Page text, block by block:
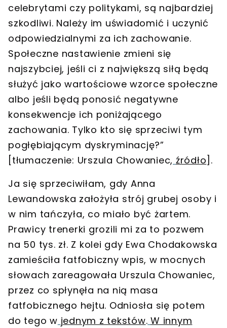
celebrytami czy politykami, są najbardziej
szkodliwi. Należy im uświadomić i uczynić
odpowiedzialnymi za ich zachowanie.
Społeczne nastawienie zmieni się
najszybciej, jeśli ci z największą siłą będą
służyć jako wartościowe wzorce społeczne
albo jeśli będą ponosić negatywne
konsekwencje ich poniżającego
zachowania. Tylko kto się sprzeciwi tym
pogłębiającym dyskryminację?”
[tłumaczenie: Urszula Chowaniec, źródło].
Ja się sprzeciwiłam, gdy Anna
Lewandowska założyła strój grubej osoby i
w nim tańczyła, co miało być żartem.
Prawicy trenerki grozili mi za to pozwem
na 50 tys. zł. Z kolei gdy Ewa Chodakowska
zamieściła fatfobiczny wpis, w mocnych
słowach zareagowała Urszula Chowaniec,
przez co spłynęła na nią masa
fatfobicznego hejtu. Odniosła się potem
do tego w jednym z tekstów. W innym